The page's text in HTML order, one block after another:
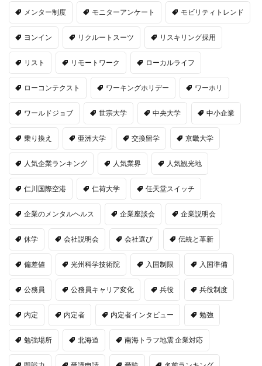
メンター制度 モニターアンケート モビリティトレンド
ヨンイン リクルートスーツ リスキリング採用
リスト リモートワーク ローカルライフ
ローコンテクスト ワーキングホリデー ワーホリ
ワールドジョブ 世宗大学 中央大学 中小企業
乗り換え 亜洲大学 交換留学 京畿大学
人気企業ランキング 人気業界 人気観光地
仁川国際空港 仁荷大学 任天堂スイッチ
企業のメンタルヘルス 企業座談会 企業説明会
休学 会社説明会 会社選び 伝統と革新
偏差値 光州科学技術院 入国制限 入国準備
公務員 公務員キャリア変化 兵役 兵役制度
内定 内定者 内定者インタビュー 勉強
勉強場所 北海道 南海トラフ地震 企業対応